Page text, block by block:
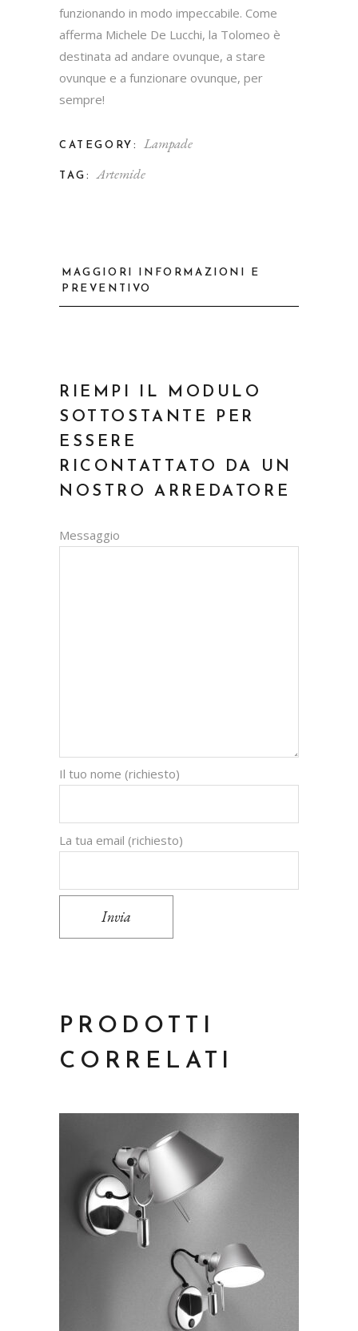
funzionando in modo impeccabile. Come
afferma Michele De Lucchi, la Tolomeo è
destinata ad andare ovunque, a stare
ovunque e a funzionare ovunque, per
sempre!
CATEGORY: Lampade
TAG: Artemide
MAGGIORI INFORMAZIONI E
PREVENTIVO
RIEMPI IL MODULO
SOTTOSTANTE PER
ESSERE
RICONTATTATO DA UN
NOSTRO ARREDATORE
Messaggio
Il tuo nome (richiesto)
La tua email (richiesto)
Invia
PRODOTTI
CORRELATI